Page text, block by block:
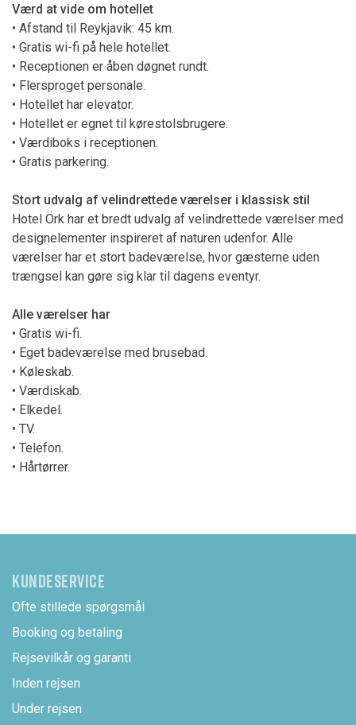
Værd at vide om hotellet
• Afstand til Reykjavik: 45 km.
• Gratis wi-fi på hele hotellet.
• Receptionen er åben døgnet rundt.
• Flersproget personale.
• Hotellet har elevator.
• Hotellet er egnet til kørestolsbrugere.
• Værdiboks i receptionen.
• Gratis parkering.
Stort udvalg af velindrettede værelser i klassisk stil
Hotel Örk har et bredt udvalg af velindrettede værelser med
designelementer inspireret af naturen udenfor. Alle
værelser har et stort badeværelse, hvor gæsterne uden
trængsel kan gøre sig klar til dagens eventyr.
Alle værelser har
• Gratis wi-fi.
• Eget badeværelse med brusebad.
• Køleskab.
• Værdiskab.
• Elkedel.
• TV.
• Telefon.
• Hårtørrer.
KUNDESERVICE
Ofte stillede spørgsmål
Booking og betaling
Rejsevilkår og garanti
Inden rejsen
Under rejsen